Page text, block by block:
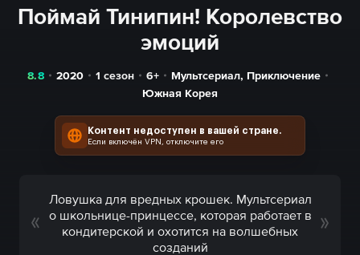
Поймай Тинипин! Королевство
эмоций
8.8 2020 1 сезон 6+ Мультсериал, Приключение
Южная Корея
Контент недоступен в вашей стране.
Если включён VPN, отключите его
Ловушка для вредных крошек. Мультсериал
о школьнице-принцессе, которая работает в
кондитерской и охотится на волшебных
созданий